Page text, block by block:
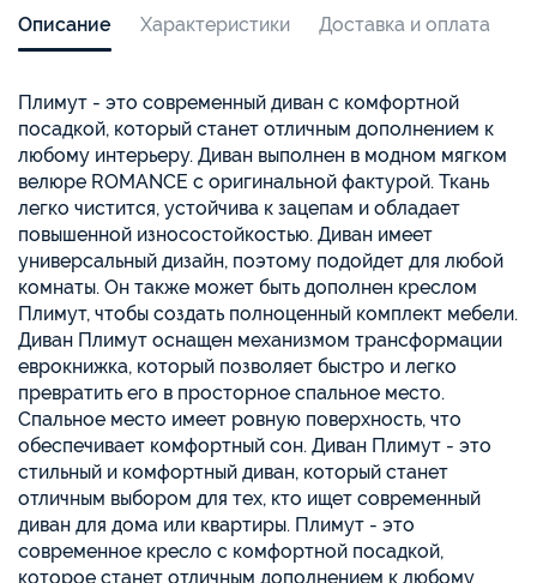
Описание Характеристики Доставка и оплата
Плимут - это современный диван с комфортной
посадкой, который станет отличным дополнением к
любому интерьеру. Диван выполнен в модном мягком
велюре ROMANCE с оригинальной фактурой. Ткань
легко чистится, устойчива к зацепам и обладает
повышенной износостойкостью. Диван имеет
универсальный дизайн, поэтому подойдет для любой
комнаты. Он также может быть дополнен креслом
Плимут, чтобы создать полноценный комплект мебели.
Диван Плимут оснащен механизмом трансформации
еврокнижка, который позволяет быстро и легко
превратить его в просторное спальное место.
Спальное место имеет ровную поверхность, что
обеспечивает комфортный сон. Диван Плимут - это
стильный и комфортный диван, который станет
отличным выбором для тех, кто ищет современный
диван для дома или квартиры. Плимут - это
современное кресло с комфортной посадкой,
которое станет отличным дополнением к любому